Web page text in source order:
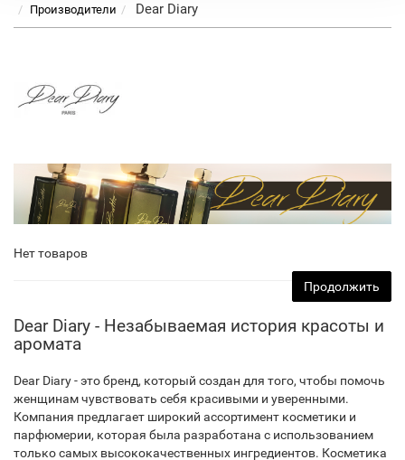
Производители Dear Diary
Нет товаров
Продолжить
Dear Diary - Незабываемая история красоты и
аромата
Dear Diary - это бренд, который создан для того, чтобы помочь
женщинам чувствовать себя красивыми и уверенными.
Компания предлагает широкий ассортимент косметики и
парфюмерии, которая была разработана с использованием
только самых высококачественных ингредиентов. Косметика